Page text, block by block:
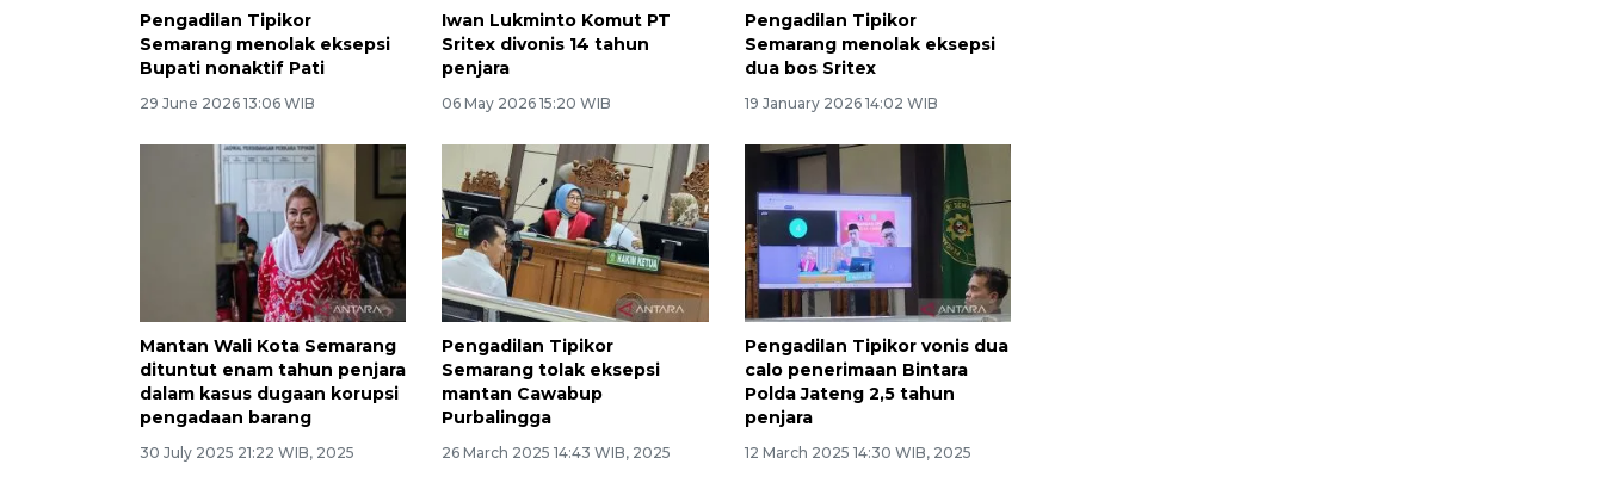
Pengadilan Tipikor
Semarang menolak eksepsi
Bupati nonaktif Pati
29 June 2026 13:06 WIB
Iwan Lukminto Komut PT
Sritex divonis 14 tahun
penjara
06 May 2026 15:20 WIB
Pengadilan Tipikor
Semarang menolak eksepsi
dua bos Sritex
19 January 2026 14:02 WIB
Mantan Wali Kota Semarang
dituntut enam tahun penjara
dalam kasus dugaan korupsi
pengadaan barang
30 July 2025 21:22 WIB, 2025
Pengadilan Tipikor
Semarang tolak eksepsi
mantan Cawabup
Purbalingga
26 March 2025 14:43 WIB, 2025
Pengadilan Tipikor vonis dua
calo penerimaan Bintara
Polda Jateng 2,5 tahun
penjara
12 March 2025 14:30 WIB, 2025